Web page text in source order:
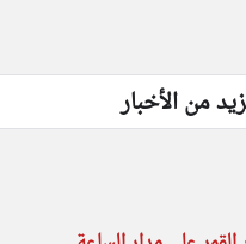
من الأخبار